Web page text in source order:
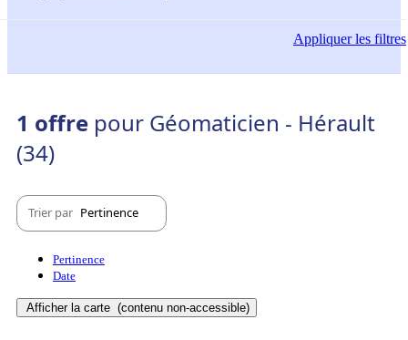
Appliquerles filtres
1 offre pour Géomaticien - Hérault
(34)
Trier par Pertinence
Pertinence
Date
Afficher la carte (contenu non-accessible)